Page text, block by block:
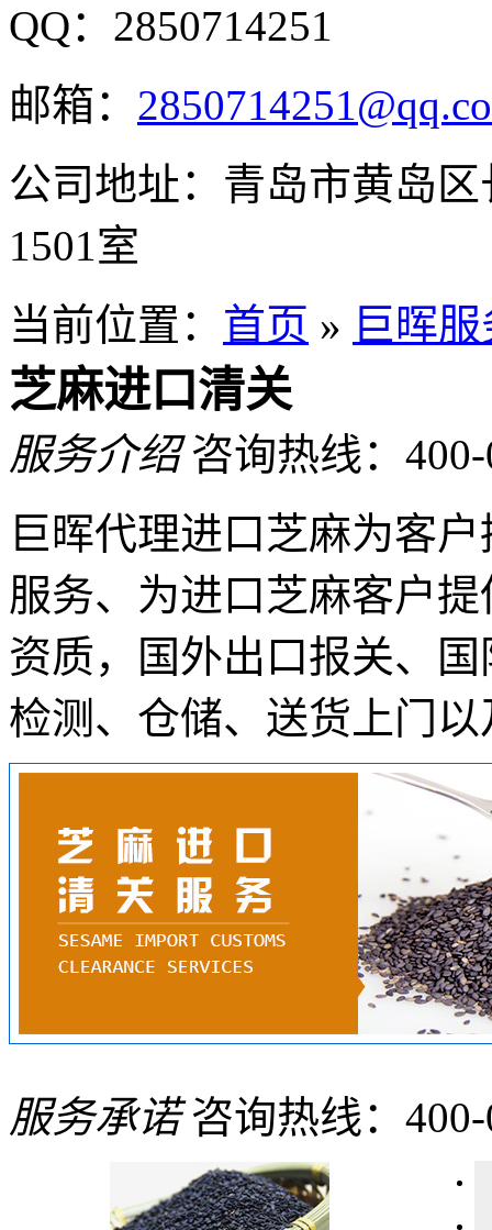
QQ：2850714251
邮箱：
公司地址：青岛市黄岛
1501室
当前位置： 首页 » 巨晖
芝麻进口清关
服务介绍 咨询热线：
巨晖代理进口芝麻为客
服务、为进口芝麻客户
资质，国外出口报关、
检测、仓储、送货上门
服务承诺 咨询热线：